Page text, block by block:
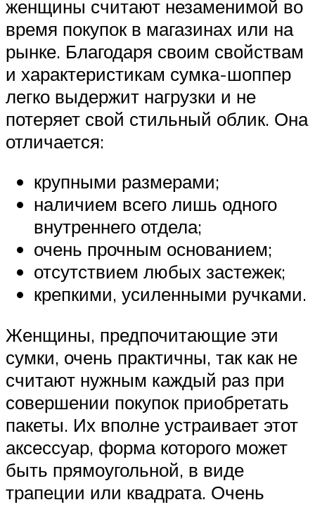
женщины считают незаменимой во
время покупок в магазинах или на
рынке. Благодаря своим свойствам
и характеристикам сумка-шоппер
легко выдержит нагрузки и не
потеряет свой стильный облик. Она
отличается:
крупными размерами;
наличием всего лишь одного
внутреннего отдела;
очень прочным основанием;
отсутствием любых застежек;
крепкими, усиленными ручками.
Женщины, предпочитающие эти
сумки, очень практичны, так как не
считают нужным каждый раз при
совершении покупок приобретать
пакеты. Их вполне устраивает этот
аксессуар, форма которого может
быть прямоугольной, в виде
трапеции или квадрата. Очень